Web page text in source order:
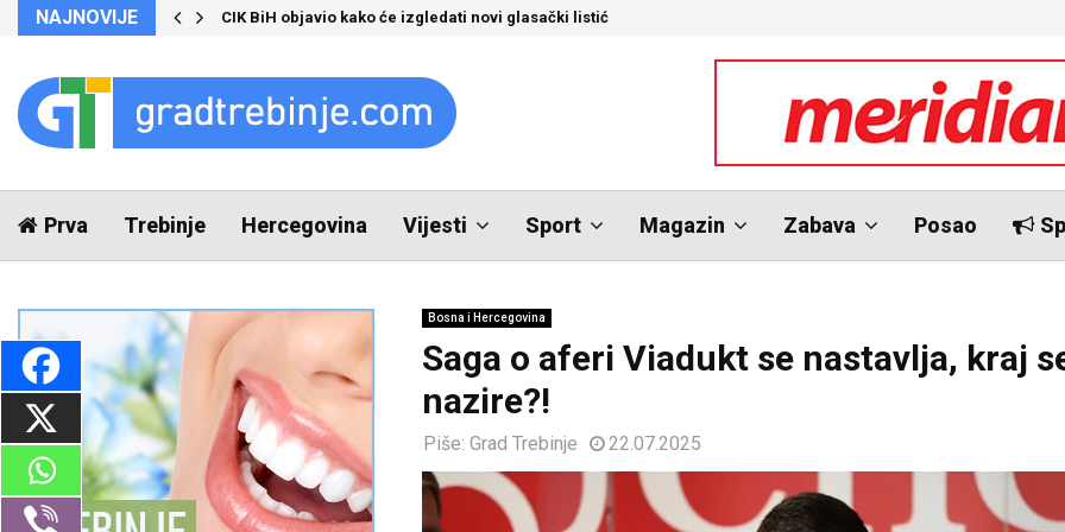
NAJNOVIJE CIK BiH objavio kako će izgledati novi glasački listić
Prva Trebinje Hercegovina Vijesti Sport Magazin Zabava Posao
Bosna i Hercegovina
Saga o aferi Viadukt se nastavlja, kraj
nazire?!
Piše: Grad Trebinje 22.07.2025